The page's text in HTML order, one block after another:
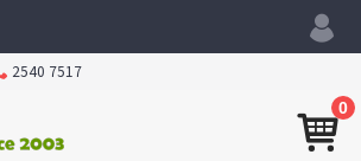
2540 7517
0